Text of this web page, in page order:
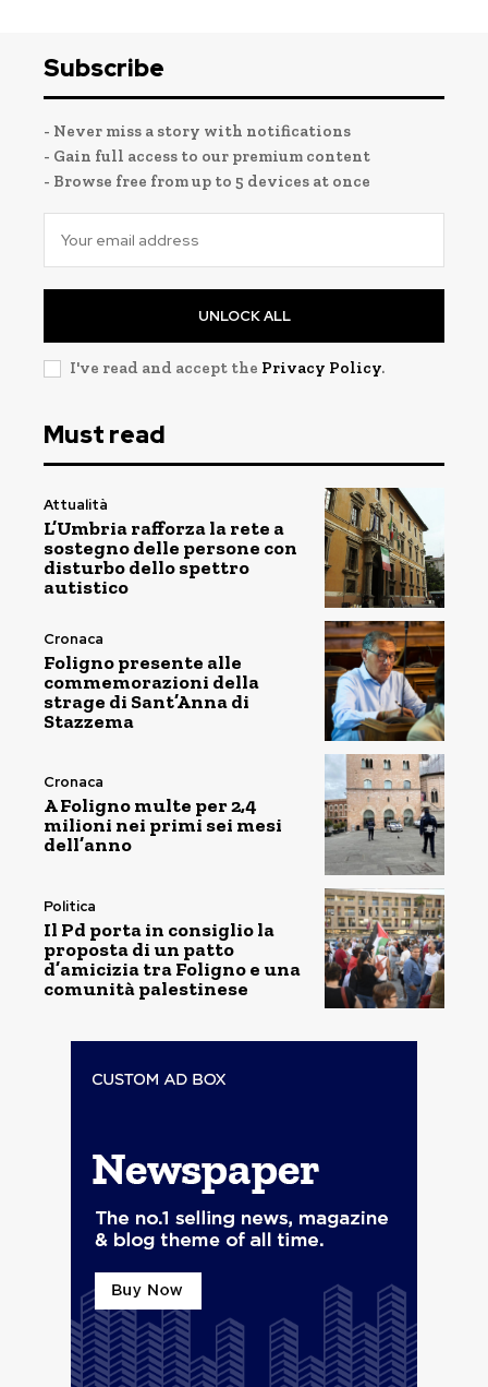
Subscribe
- Never miss a story with notifications
- Gain full access to our premium content
- Browse free from up to 5 devices at once
UNLOCK ALL
I've read and accept the Privacy Policy.
Must read
Attualità
L’Umbria rafforza la rete a
sostegno delle persone con
disturbo dello spettro
autistico
Cronaca
Foligno presente alle
commemorazioni della
strage di Sant’Anna di
Stazzema
Cronaca
A Foligno multe per 2,4
milioni nei primi sei mesi
dell’anno
Politica
Il Pd porta in consiglio la
proposta di un patto
d’amicizia tra Foligno e una
comunità palestinese